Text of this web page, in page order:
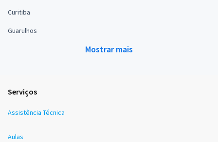
Curitiba
Guarulhos
Mostrar mais
Serviços
Assistência Técnica
Aulas